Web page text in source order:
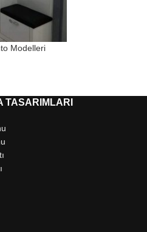
Modelleri
TASARIMLARI